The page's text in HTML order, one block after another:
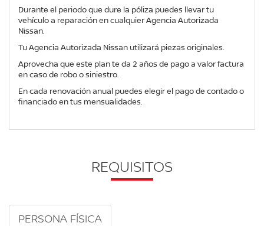
Durante el periodo que dure la póliza puedes llevar tu
vehículo a reparación en cualquier Agencia Autorizada
Nissan.
Tu Agencia Autorizada Nissan utilizará piezas originales.
Aprovecha que este plan te da 2 años de pago a valor factura
en caso de robo o siniestro.
En cada renovación anual puedes elegir el pago de contado o
financiado en tus mensualidades.
REQUISITOS
PERSONA FÍSICA